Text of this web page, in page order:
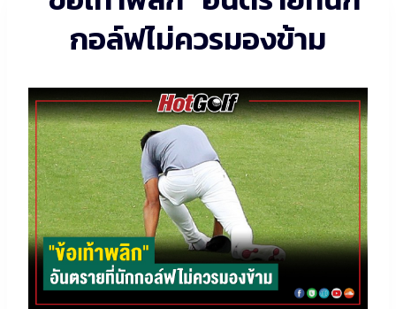
กอล์ฟไม่ควรมองข้าม